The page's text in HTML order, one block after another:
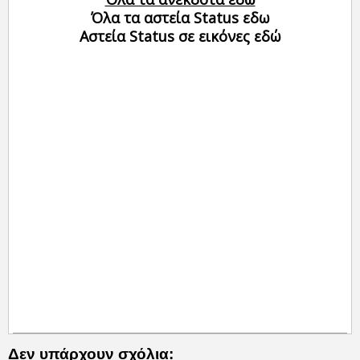
Όλα τα αστεία Status εδω
Αστεία Status σε εικόνες εδώ
Δεν υπάρχουν σχόλια: